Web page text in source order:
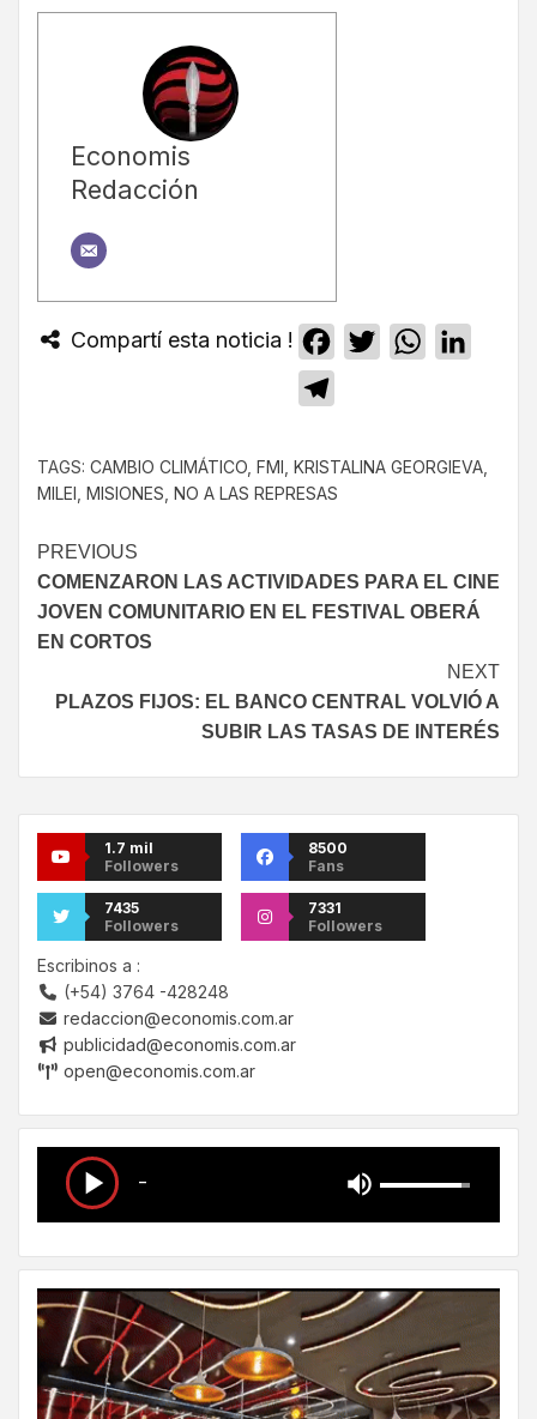
Economis
Redacción
Compartí esta noticia ! Facebook
TwitterWhatsApp
TAGS: CAMBIO CLIMÁTICO FMI KRISTALINA GEORGIEVA
MILEI MISIONES NO A LAS REPRESAS
PREVIOUS
COMENZARON LAS ACTIVIDADES PARA EL CINE
JOVEN COMUNITARIO EN EL FESTIVAL OBERÁ
EN CORTOS
NEXT
PLAZOS FIJOS: EL BANCO CENTRAL VOLVIÓ A
SUBIR LAS TASAS DE INTERÉS
1.7 mil
Followers
8500
Fans
7435
Followers
7331
Followers
Escribinos a :
(+54) 3764 -428248
redaccion@economis.com.ar
publicidad@economis.com.ar
open@economis.com.ar